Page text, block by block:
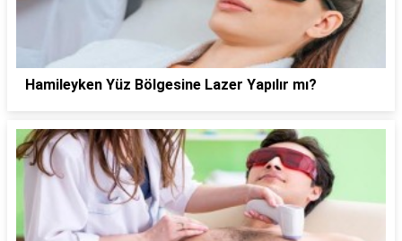
Hamileyken Yüz Bölgesine Lazer Yapılır mı?